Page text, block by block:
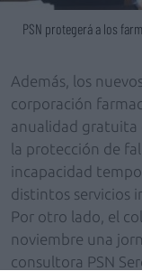
PSN protegerá a los
Además, los
corporación
anualidad gratuita
la protección de
incapacidad
distintos servicios
Por otro lado, el
noviembre una
consultora PSN